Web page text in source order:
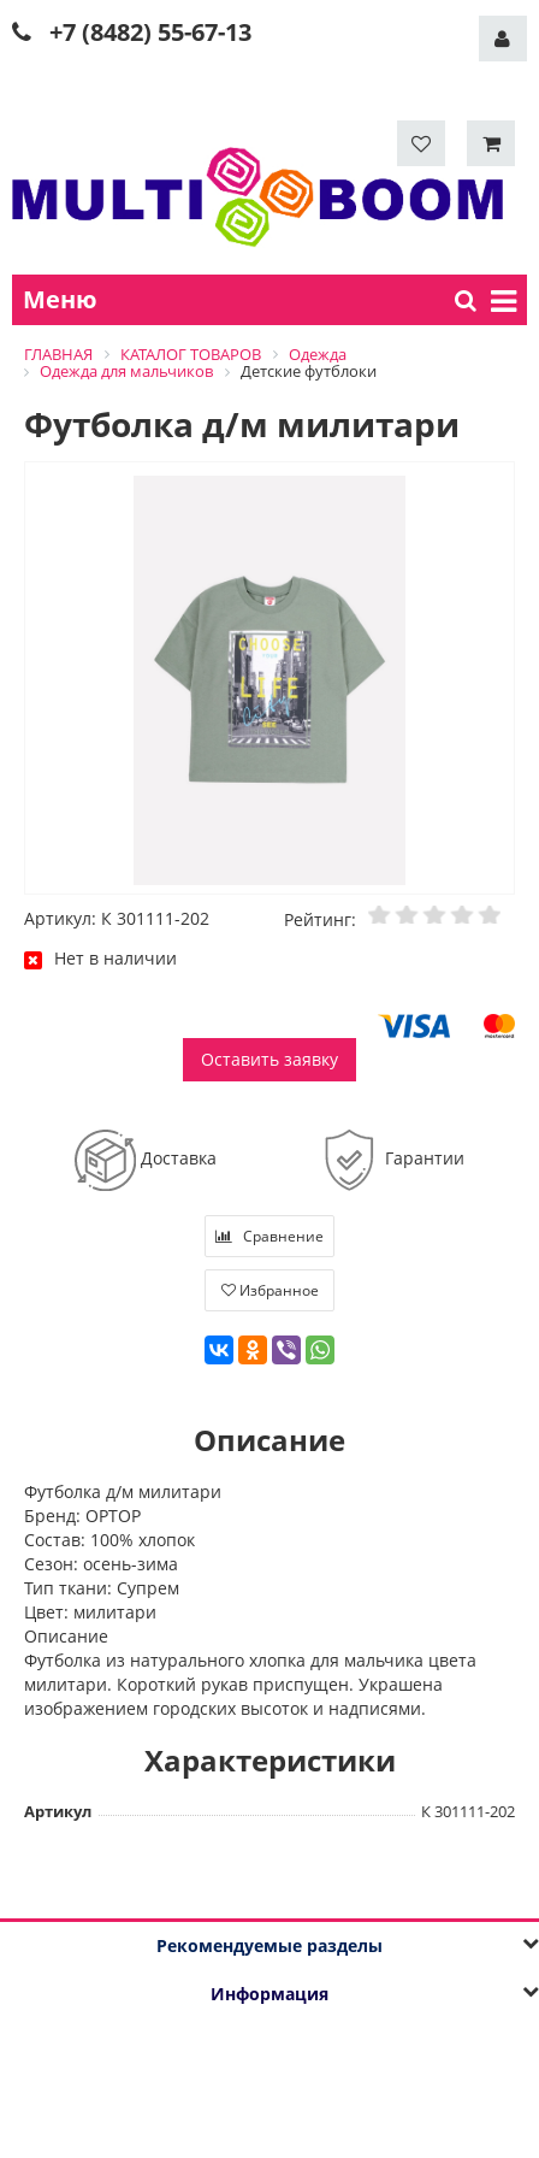
+7 (8482) 55-67-13
Меню
ГЛАВНАЯ КАТАЛОГ ТОВАРОВ
Одежда
Одежда для мальчиков
Детские футблоки
Футболка д/м милитари
Артикул: К 301111-202
Рейтинг:
Нет в наличии
Оставить заявку
Доставка Гарантии
Сравнение
Избранное
Описание
Футболка д/м милитари
Бренд: OPTOP
Состав: 100% хлопок
Сезон: осень-зима
Тип ткани: Супрем
Цвет: милитари
Описание
Футболка из натурального хлопка для мальчика цвета
милитари. Короткий рукав приспущен. Украшена
изображением городских высоток и надписями.
Характеристики
Артикул К 301111-202
Рекомендуемые разделы
Информация